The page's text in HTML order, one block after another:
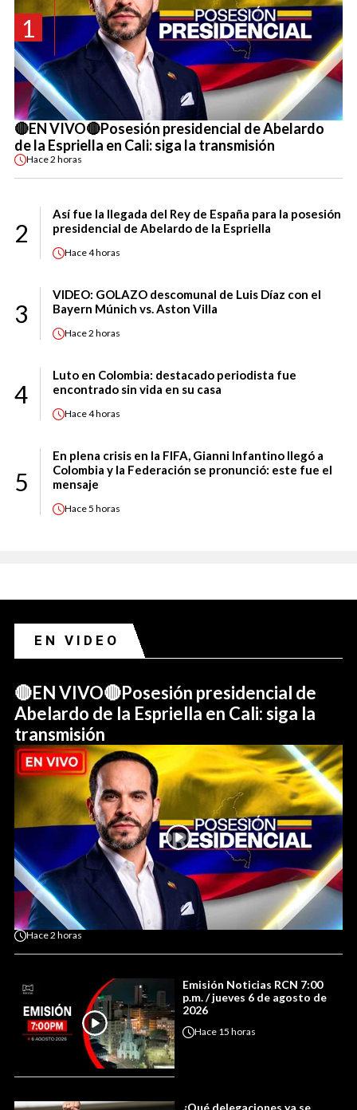
1
🔴EN VIVO🔴Posesión presidencial de Abelardo
de la Espriella en Cali: siga la transmisión
Hace2 horas
2
Así fue la llegada del Rey de España para la posesión
presidencial de Abelardo de la Espriella
Hace4 horas
3
VIDEO: GOLAZO descomunal de Luis Díaz con el
Bayern Múnich vs. Aston Villa
Hace2 horas
4
Luto en Colombia: destacado periodista fue
encontrado sin vida en su casa
Hace4 horas
5
En plena crisis en la FIFA, Gianni Infantino llegó a
Colombia y la Federación se pronunció: este fue el
mensaje
Hace5 horas
EN VIDEO
🔴EN VIVO🔴Posesión presidencial de
Abelardo de la Espriella en Cali: siga la
transmisión
Hace2 horas
Emisión Noticias RCN 7:00
p.m. / jueves 6 de agosto de
2026
Hace 15 horas
¿Qué delegaciones ya se